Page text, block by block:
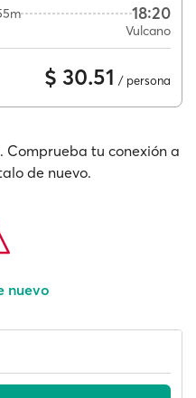
18:20
Vulcano
$ 30.51 / persona
Comprueba tu conexión a
de nuevo.
nuevo